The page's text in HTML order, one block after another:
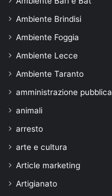
Ambiente Brindisi
Ambiente Foggia
Ambiente Lecce
Ambiente Taranto
amministrazione pubblica
animali
arresto
arte e cultura
Article marketing
Artigianato